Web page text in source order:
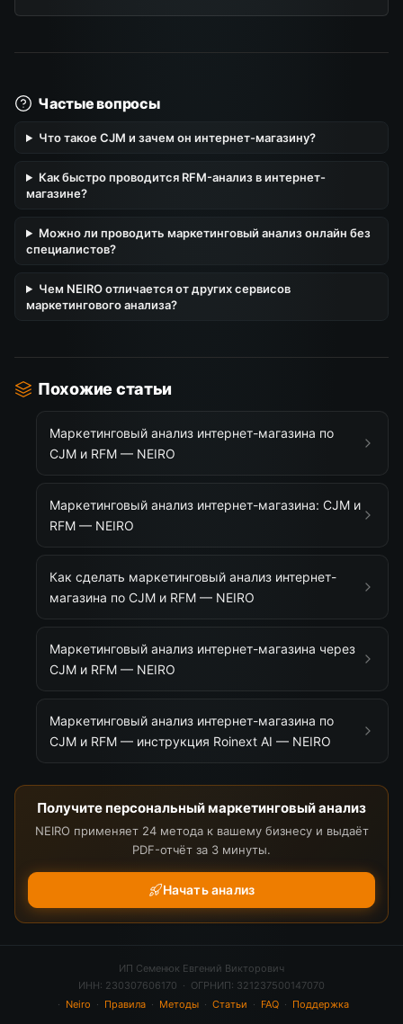
Частые вопросы
Что такое CJM и зачем он интернет-магазину?
Как быстро проводится RFM-анализ в интернет-
магазине?
Можно ли проводить маркетинговый анализ онлайн без
специалистов?
Чем NEIRO отличается от других сервисов
маркетингового анализа?
Похожие статьи
Маркетинговый анализ интернет-магазина по
CJM и RFM — NEIRO
Маркетинговый анализ интернет-магазина: CJM и
RFM — NEIRO
Как сделать маркетинговый анализ интернет-
магазина по CJM и RFM — NEIRO
Маркетинговый анализ интернет-магазина через
CJM и RFM — NEIRO
Маркетинговый анализ интернет-магазина по
CJM и RFM — инструкция Roinext AI — NEIRO
Получите персональный маркетинговый анализ
NEIRO применяет 24 метода к вашему бизнесу и выдаёт
PDF-отчёт за 3 минуты.
Начать анализ
ИП Семенюк Евгений Викторович
ИНН: 230307606170 · ОГРНИП: 321237500147070
· Neiro · Правила· Методы· Статьи · FAQ· Поддержка